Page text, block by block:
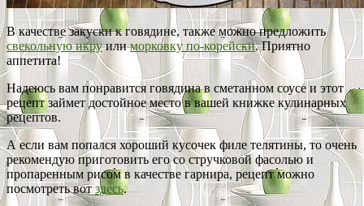
В качестве закуски к говядине, также можно предложить
свекольную икруилиморковку по-корейски. Приятно
аппетита!
Надеюсь вам понравится говядина в сметанном соусе и этот
рецепт займет достойное место в вашей книжке кулинарных
рецептов.
А если вам попался хороший кусочек филе телятины, то очень
рекомендую приготовить его со стручковой фасолью и
пропаренным рисом в качестве гарнира, рецепт можно
посмотреть вотздесь.